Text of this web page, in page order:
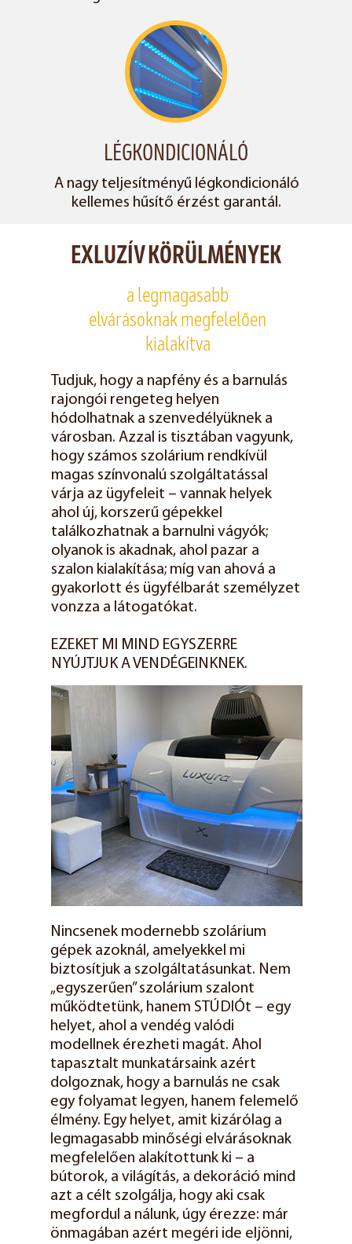
LÉGKONDICIONÁLÓ
A nagy teljesítményű légkondicionáló
kellemes hűsítő érzést garantál.
EXLUZÍV KÖRÜLMÉNYEK
a legmagasabb
elvárásoknak megfelelően
kialakítva
Tudjuk, hogy a napfény és a barnulás
rajongói rengeteg helyen
hódolhatnak a szenvedélyüknek a
városban. Azzal is tisztában vagyunk,
hogy számos szolárium rendkívül
magas színvonalú szolgáltatással
várja az ügyfeleit – vannak helyek
ahol új, korszerű gépekkel
találkozhatnak a barnulni vágyók;
olyanok is akadnak, ahol pazar a
szalon kialakítása; míg van ahová a
gyakorlott és ügyfélbarát személyzet
vonzza a látogatókat.
EZEKET MI MIND EGYSZERRE
NYÚJTJUK A VENDÉGEINKNEK.
Nincsenek modernebb szolárium
gépek azoknál, amelyekkel mi
biztosítjuk a szolgáltatásunkat. Nem
„egyszerűen” szolárium szalont
működtetünk, hanem STÚDIÓt – egy
helyet, ahol a vendég valódi
modellnek érezheti magát. Ahol
tapasztalt munkatársaink azért
dolgoznak, hogy a barnulás ne csak
egy folyamat legyen, hanem felemelő
élmény. Egy helyet, amit kizárólag a
legmagasabb minőségi elvárásoknak
megfelelően alakítottunk ki – a
bútorok, a világítás, a dekoráció mind
azt a célt szolgálja, hogy aki csak
megfordul a nálunk, úgy érezze: már
önmagában azért megéri ide eljönni,